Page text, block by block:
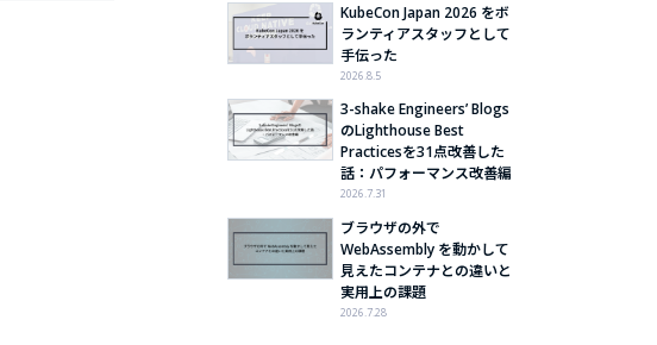
KubeCon Japan 2026 をボ
ランティアスタッフとして
手伝った
2026.8.5
3-shake Engineers’ Blogs
のLighthouse Best
Practicesを31点改善した
話：パフォーマンス改善編
2026.7.31
ブラウザの外で
WebAssembly を動かして
見えたコンテナとの違いと
実用上の課題
2026.7.28